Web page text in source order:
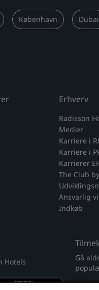
København Dubai
Erhverv
Radisson
Medier
Karriere i
Karriere i
Karrierer
The Club
Ansvarlig
Indkøb
Hotels
Gå